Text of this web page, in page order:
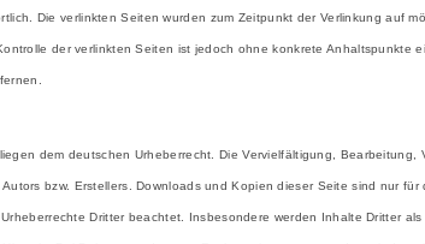
Die verlinkten Seiten wurden zum Zeitpunkt der Verlinkung auf
der verlinkten Seiten ist jedoch ohne konkrete Anhaltspunkte
dem deutschen Urheberrecht. Die Vervielfältigung, Bearbeitung,
bzw. Erstellers. Downloads und Kopien dieser Seite sind nur
Dritter beachtet. Insbesondere werden Inhalte Dritter